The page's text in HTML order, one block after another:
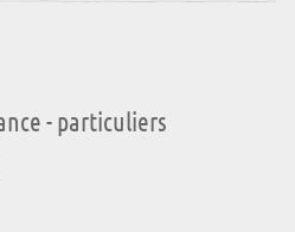
- particuliers